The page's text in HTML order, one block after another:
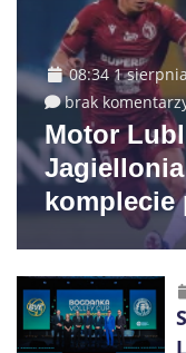
08:34 1
brak
Motor
komplecie